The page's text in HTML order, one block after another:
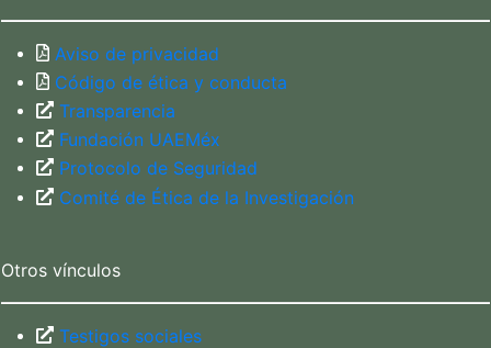
Aviso de privacidad
Código de ética y conducta
Transparencia
Fundación UAEMéx
Protocolo de Seguridad
Comité de Ética de la Investigación
Otros vínculos
Testigos sociales